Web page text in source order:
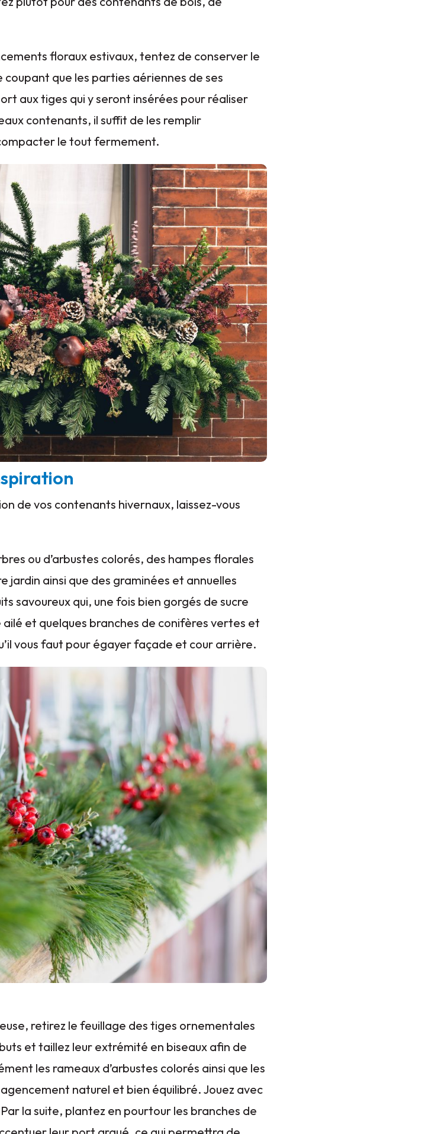
floraux estivaux, tentez de conserver le
que les parties aériennes de ses
aux tiges qui y seront insérées pour réaliser
contenants, il suffit de les remplir
le tout fermement.
de vos contenants hivernaux, laissez-vous
ou d’arbustes colorés, des hampes florales
jardin ainsi que des graminées et annuelles
savoureux qui, une fois bien gorgés de sucre
et quelques branches de conifères vertes et
vous faut pour égayer façade et cour arrière.
retirez le feuillage des tiges ornementales
et taillez leur extrémité en biseaux afin de
les rameaux d’arbustes colorés ainsi que les
naturel et bien équilibré. Jouez avec
la suite, plantez en pourtour les branches de